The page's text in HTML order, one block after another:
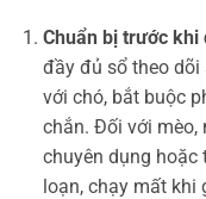
Chuẩn bị trước khi
đầy đủ sổ theo
với chó, bắt buộc
chắn. Đối với mèo,
chuyên dụng
loạn, chạy mất khi